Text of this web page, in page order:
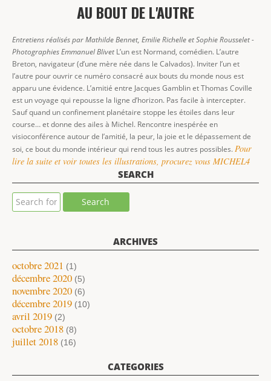
AU BOUT DE L'AUTRE
Entretiens réalisés par Mathilde Bennet, Emilie Richelle et Sophie Rousselet -
Photographies Emmanuel Blivet L’un est Normand, comédien. L’autre
Breton, navigateur (d’une mère née dans le Calvados). Inviter l’un et
l’autre pour ouvrir ce numéro consacré aux bouts du monde nous est
apparu une évidence. L’amitié entre Jacques Gamblin et Thomas Coville
est un voyage qui repousse la ligne d’horizon. Pas facile à intercepter.
Sauf quand un confinement planétaire stoppe les étoiles dans leur
course… et donne des ailes à Michel. Rencontre inespérée en
visioconférence autour de l’amitié, la peur, la joie et le dépassement de
soi, ce bout du monde intérieur qui rend tous les autres possibles.Pour
lire la suite et voir toutes les illustrations, procurez vous MICHEL4
SEARCH
ARCHIVES
octobre 2021 (1)
décembre 2020 (5)
novembre 2020 (6)
décembre 2019 (10)
avril 2019 (2)
octobre 2018 (8)
juillet 2018 (16)
CATEGORIES